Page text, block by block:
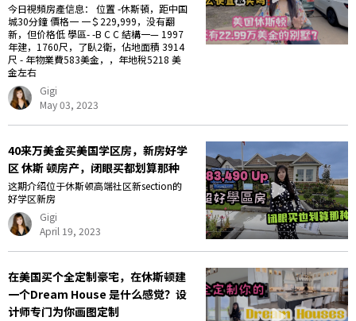
今日視頻房產信息： 位置 -休斯頓，距中国
城30分鐘 價格一 一＄229,999，没有翻
新，但价格低 學區- -B C C 結構一— 1997
年建，1760尺，了臥2衛，佔地面積 3914
尺 - 年物業費583美金，，年地稅5218 美
金左右
Gigi
May 03, 2023
40来万美金买美国学区房，新房好学
区 休斯 顿房产，闭眼买都划算那种
这期介绍位于休斯顿高端社区新section的
好学区新房
Gigi
April 19, 2023
在美国买个全定制豪宅，在休斯顿建
一个Dream House 是什么感觉？设
计师专门为你画图定制